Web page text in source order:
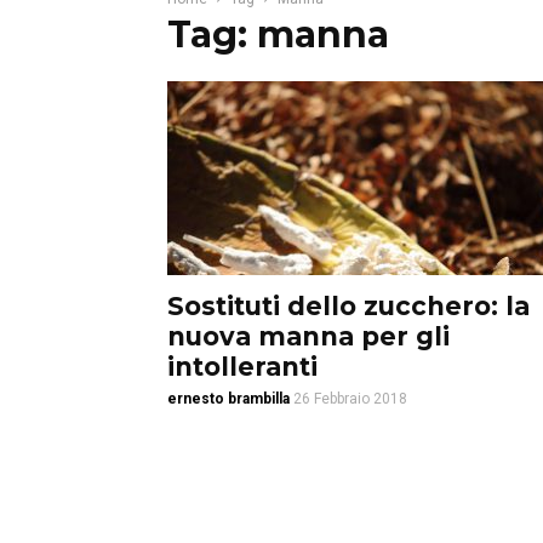
Tag: manna
Sostituti dello zucchero: la
nuova manna per gli
intolleranti
ernesto brambilla 26 Febbraio 2018